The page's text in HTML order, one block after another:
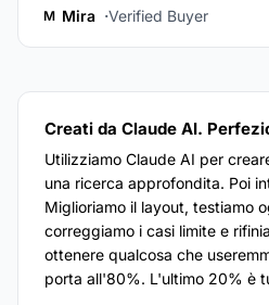
M Mira Verified Buyer
Creati da Claude AI.
Utilizziamo Claude AI per
una ricerca approfondita. Poi
Miglioriamo il layout, testiamo
correggiamo i casi limite e
ottenere qualcosa che
porta all'80%. L'ultimo 20% è